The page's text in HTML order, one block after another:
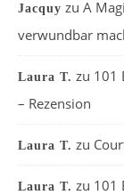
Jacquy zu A
verwundbar
Laura T. zu 101
– Rezension
Laura T. zu
Laura T. zu 101